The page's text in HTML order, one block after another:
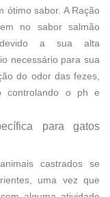
ótimo sabor. A Ração
no sabor salmão
devido a sua alta
necessário para sua
do odor das fezes,
controlando o ph e
para gatos
castrados se
uma vez que